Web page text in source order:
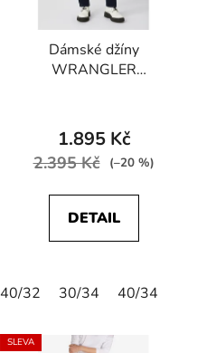
Dámské džíny
WRANGLER
1.895 Kč
2.395 Kč (–20 %)
DETAIL
40/32 30/34 40/34
SLEVA